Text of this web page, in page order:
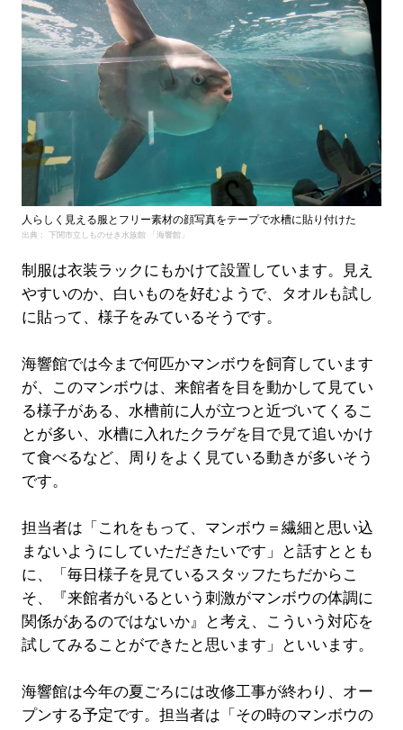
人らしく見える服とフリー素材の顔写真をテープで水槽に貼り付けた
出典： 下関市立しものせき水族館 「海響館」
制服は衣装ラックにもかけて設置しています。見え
やすいのか、白いものを好むようで、タオルも試し
に貼って、様子をみているそうです。
海響館では今まで何匹かマンボウを飼育しています
が、このマンボウは、来館者を目を動かして見てい
る様子がある、水槽前に人が立つと近づいてくるこ
とが多い、水槽に入れたクラゲを目で見て追いかけ
て食べるなど、周りをよく見ている動きが多いそう
です。
担当者は「これをもって、マンボウ＝繊細と思い込
まないようにしていただきたいです」と話すととも
に、「毎日様子を見ているスタッフたちだからこ
そ、『来館者がいるという刺激がマンボウの体調に
関係があるのではないか』と考え、こういう対応を
試してみることができたと思います」といいます。
海響館は今年の夏ごろには改修工事が終わり、オー
プンする予定です。担当者は「その時のマンボウの